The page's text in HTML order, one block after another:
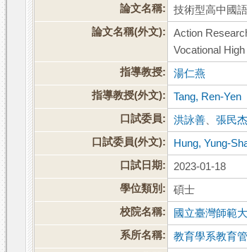
論文名稱:
技術型高中國
論文名稱(外文):
Action
Vocational High
指導教授:
湯仁燕
指導教授(外文):
Tang, Ren-Yen
口試委員:
洪詠善 、張民杰
口試委員(外文):
Hung, Yung-
口試日期:
2023-01-18
學位類別:
碩士
校院名稱:
國立臺灣師範
系所名稱:
教育學系教育